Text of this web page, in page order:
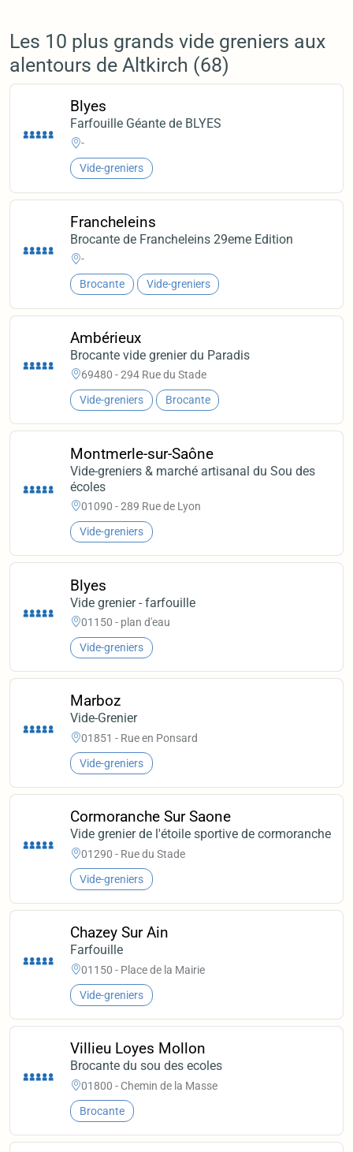
Les 10 plus grands vide greniers aux
alentours de Altkirch (68)
Blyes
Farfouille Géante de BLYES
-
Vide-greniers
Francheleins
Brocante de Francheleins 29eme Edition
-
Brocante Vide-greniers
Ambérieux
Brocante vide grenier du Paradis
69480 - 294 Rue du Stade
Vide-greniers Brocante
Montmerle-sur-Saône
Vide-greniers & marché artisanal du Sou des
écoles
01090 - 289 Rue de Lyon
Vide-greniers
Blyes
Vide grenier - farfouille
01150 - plan d'eau
Vide-greniers
Marboz
Vide-Grenier
01851 - Rue en Ponsard
Vide-greniers
Cormoranche Sur Saone
Vide grenier de l'étoile sportive de cormoranche
01290 - Rue du Stade
Vide-greniers
Chazey Sur Ain
Farfouille
01150 - Place de la Mairie
Vide-greniers
Villieu Loyes Mollon
Brocante du sou des ecoles
01800 - Chemin de la Masse
Brocante